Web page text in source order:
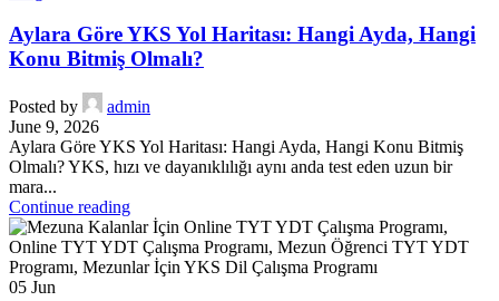
Aylara Göre YKS Yol Haritası: Hangi Ayda, Hangi
Konu Bitmiş Olmalı?
Posted by
admin
June 9, 2026
Aylara Göre YKS Yol Haritası: Hangi Ayda, Hangi Konu Bitmiş
Olmalı? YKS, hızı ve dayanıklılığı aynı anda test eden uzun bir
mara...
Continue reading
05 Jun